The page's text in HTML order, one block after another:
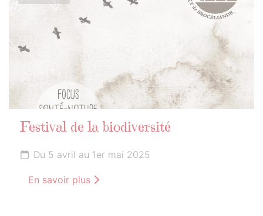
Festival de la biodiversité
Du 5 avril au 1er mai 2025
En savoir plus